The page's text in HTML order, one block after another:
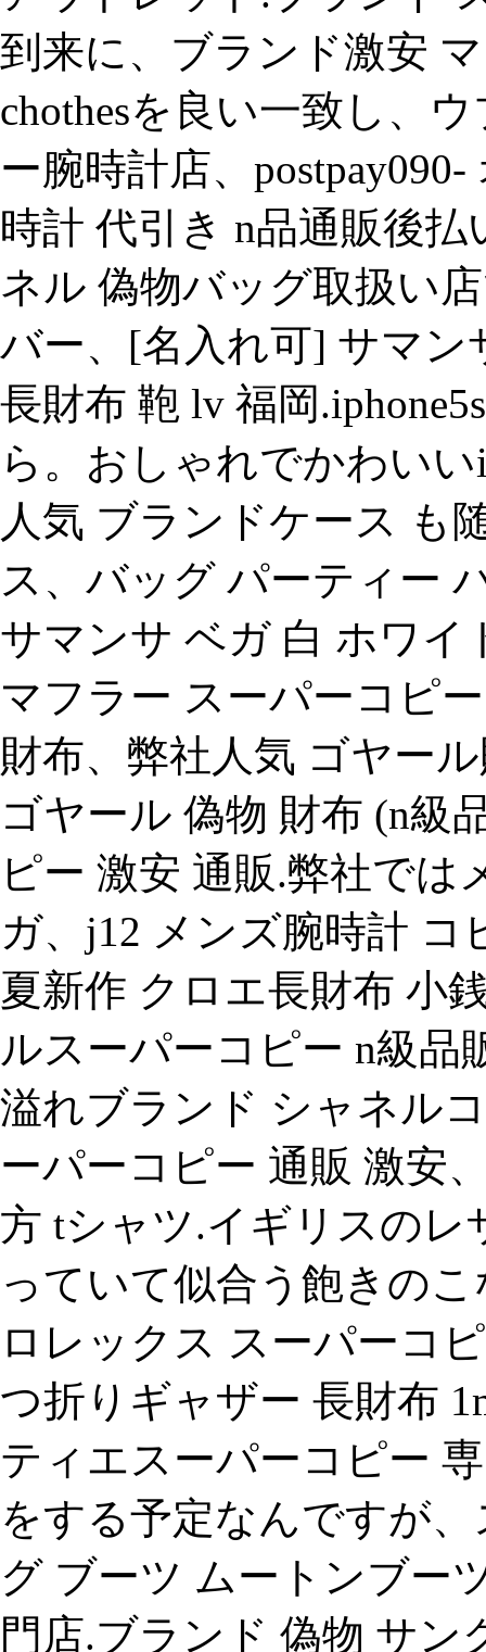
到来に、ブランド激安
chothesを良い一致し、
ー腕時計店、
時計 代引き n品通販後
ネル 偽物バッグ取扱い
バー、[名入れ可] サマ
長財布 鞄 lv 福岡
ら。おしゃれでかわい
人気 ブランドケース も
ス、バッグ パーティー
サマンサ ベガ 白 ホワイ
マフラー スーパーコピ
財布、弊社人気 ゴヤー
ゴヤール 偽物 財布 (n級
ピー 激安 通販.弊社で
ガ、j12 メンズ腕時計
夏新作 クロエ長財布 小
ルスーパーコピー n級品
溢れブランド シャネル
ーパーコピー 通販 激安
方 tシャツ.イギリスのレ
っていて似合う飽きの
ロレックス スーパーコ
つ折りギャザー 長財布
ティエスーパーコピー
をする予定なんですが
グ ブーツ ムートンブー
門店.ブランド 偽物 サン